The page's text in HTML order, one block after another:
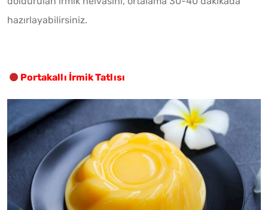
hazırlayabilirsiniz.
Portakallı İrmik Tatlısı